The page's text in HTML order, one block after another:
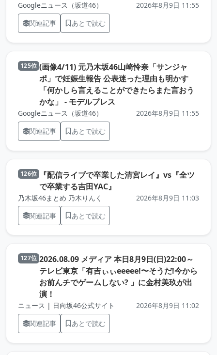
Googleニュース（坂道46）
2026年8月9日 11:55
関連記事
あとで読む
125位 (画像4/11) 元乃木坂46山崎怜奈「サンジャ
ポ」で妊娠生報告 公表迷った理由も明かす
「何かしら言えることができたらまた言おう
かな」 - モデルプレス
Googleニュース（坂道46）
2026年8月9日 11:55
関連記事
あとで読む
126位
『配信ライブで卒業した清宮レイ』vs『全ツ
で卒業する吉田YAC』
乃木坂46まとめ 乃木りんく
2026年8月9日 11:03
関連記事
あとで読む
127位 2026.08.09 メディア 本日8月9日(日)22:00～
テレビ東京「有吉ぃぃeeeee!〜そうだ!今から
お前んチでゲームしない? 」に金村美玖が出
演！
ニュース | 日向坂46公式サイト
2026年8月9日 11:02
関連記事
あとで読む